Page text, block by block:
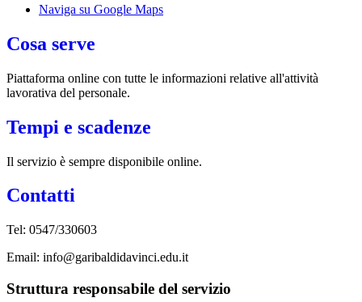
Naviga su Google Maps
Cosa serve
Piattaforma online con tutte le informazioni relative all'attività
lavorativa del personale.
Tempi e scadenze
Il servizio è sempre disponibile online.
Contatti
Tel: 0547/330603
Email: info@garibaldidavinci.edu.it
Struttura responsabile del servizio